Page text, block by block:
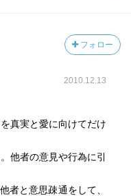
フォロー
2010.12.13
真実と愛に向けてだけ
他者の意見や行為に引
と意思疎通をして、